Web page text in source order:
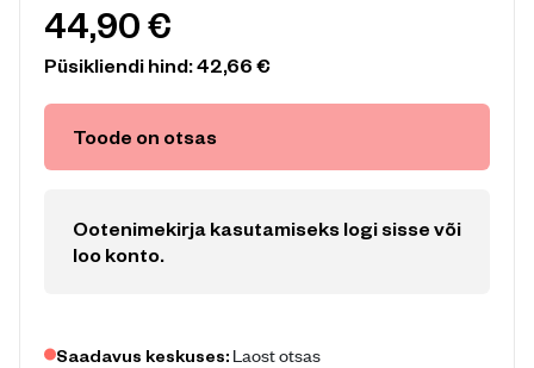
44,90€
Püsikliendi hind:42,66€
Toode on otsas
Ootenimekirja kasutamiseks logi sisse või
loo konto.
Saadavus keskuses: Laost otsas